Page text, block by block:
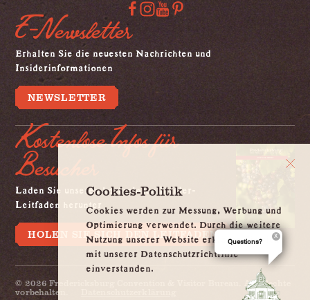
E-Newsletter
Erhalten Sie die neuesten Nachrichten und
Insiderinformationen
NEWSLETTER
Kostenlose Infos für
Besucher
Laden Sie unseren kostenlosen Insider-
Leitfaden herunter
HOLEN SIE SICH DEN LEITFADEN
© 2026 Fredericksburg Convention & Visitor Bureau. Alle Rechte
vorbehalten.
Cookies-Politik
Cookies werden zur Messung, Werbung und
Optimierung verwendet. Durch die weitere
Nutzung unserer Website erklären Sie sich
mit unserer Datenschutzrichtlinie
einverstanden.
Questions?